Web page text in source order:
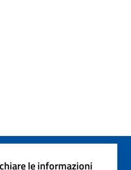
le informazioni